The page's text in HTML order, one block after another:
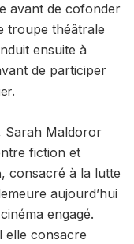
avant de cofonder
troupe théâtrale
ensuite à
de participer
.
Sarah Maldoror
fiction et
, consacré à la lutte
aujourd’hui
engagé.
elle consacre